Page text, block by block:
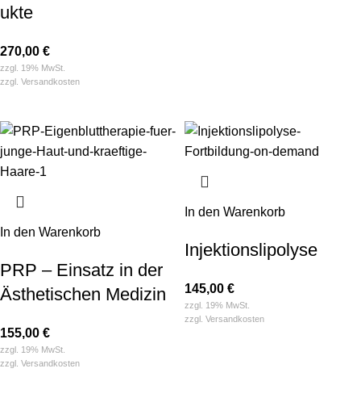
ukte
270,00 €
zzgl. 19% MwSt.
zzgl. Versandkosten
In den Warenkorb
PRP – Einsatz in der
Ästhetischen Medizin
155,00 €
zzgl. 19% MwSt.
zzgl. Versandkosten
In den Warenkorb
Injektions­­lipolyse
145,00 €
zzgl. 19% MwSt.
zzgl. Versandkosten